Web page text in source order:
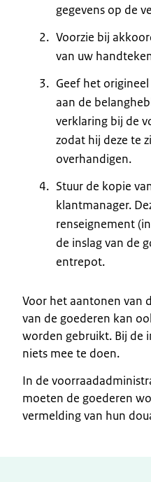
gegevens op de
Voorzie bij
van uw
Geef het
aan de
verklaring bij de
zodat hij deze te
overhandigen.
Stuur de kopie
klantmanager.
renseignement
de inslag van de
entrepot.
Voor het aantonen van
van de goederen kan
worden gebruikt. Bij de
niets mee te doen.
In de
moeten de goederen
vermelding van hun